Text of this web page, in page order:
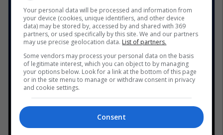
Your personal data will be processed and information from
your device (cookies, unique identifiers, and other device
data) may be stored by, accessed by and shared with 369
partners, or used specifically by this site. We and our partners
may use precise geolocation data. List of partners.
Some vendors may process your personal data on the basis
of legitimate interest, which you can object to by managing
your options below. Look for a link at the bottom of this page
or in the site menu to manage or withdraw consent in privacy
and cookie settings.
Consent